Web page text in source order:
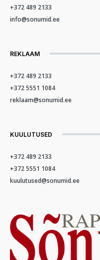
+372 489 2133
info@sonumid.ee
REKLAAM
+372 489 2133
+372 5551 1084
reklaam@sonumid.ee
KUULUTUSED
+372 489 2133
+372 5551 1084
kuulutused@sonumid.ee